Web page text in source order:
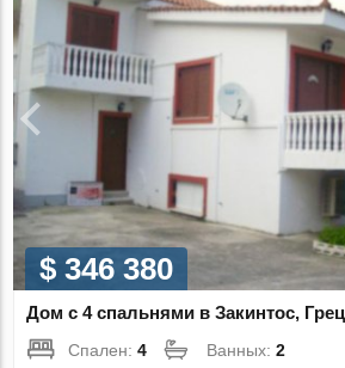
$ 346 380
Дом с 4 спальнями в Закинтос,
Спален:4 Ванных:2